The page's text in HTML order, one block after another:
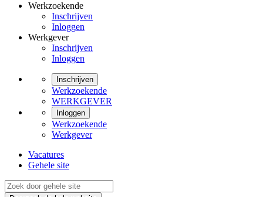
Werkzoekende
Inschrijven
Inloggen
Werkgever
Inschrijven
Inloggen
Inschrijven
Werkzoekende
WERKGEVER
Inloggen
Werkzoekende
Werkgever
Vacatures
Gehele site